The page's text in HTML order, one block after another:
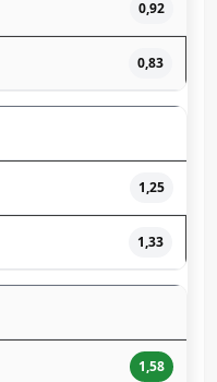
0,92
0,83
1,25
1,33
1,58